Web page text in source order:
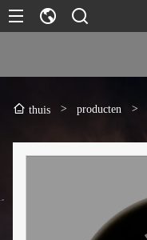
thuis > producten >